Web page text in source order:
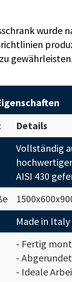
wurde
Details
Vollständig
AISI 430
Made in Italy
- Fertig
-
- Ideale